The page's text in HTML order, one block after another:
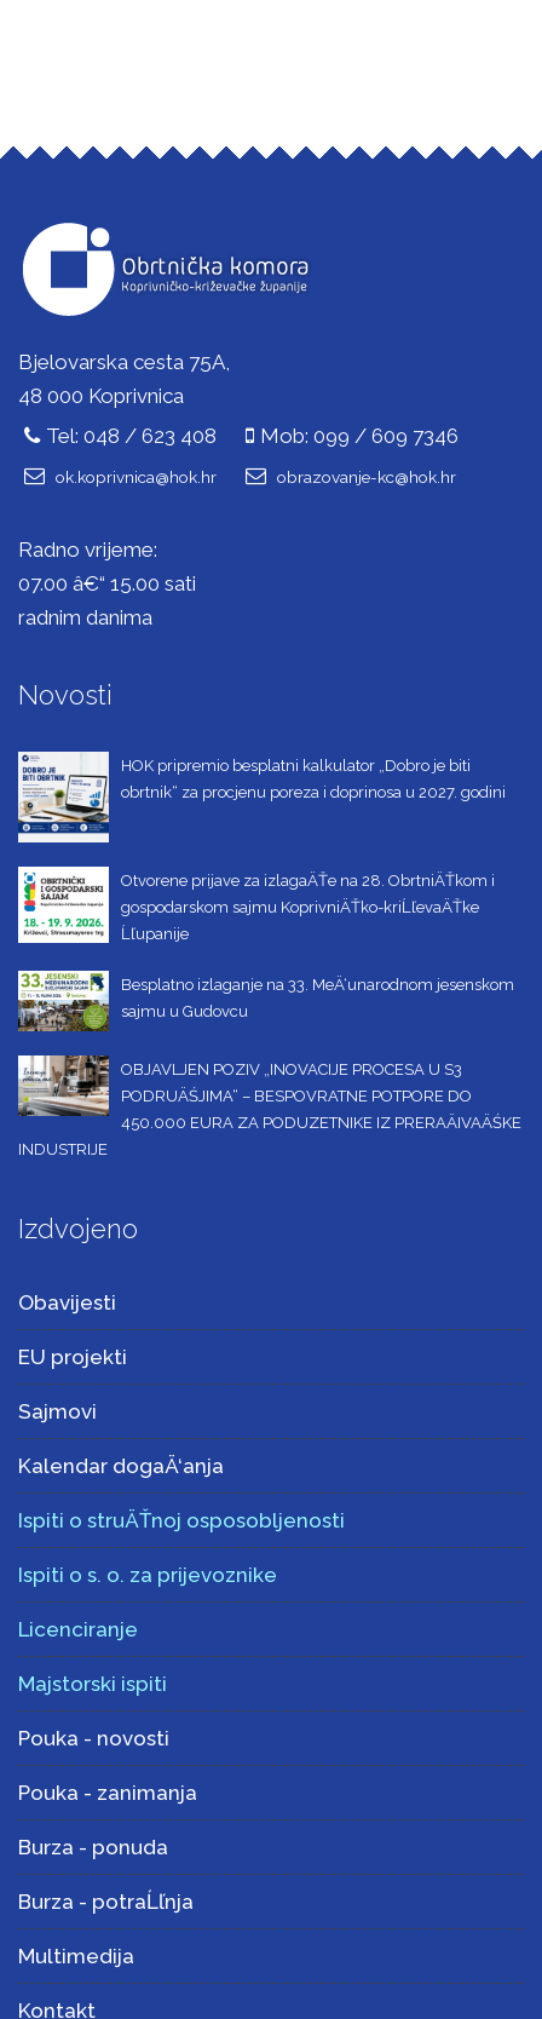
Bjelovarska cesta 75A,
48 000 Koprivnica
Tel: 048 / 623 408
Mob: 099 / 609 7346
ok.koprivnica@hok.hr obrazovanje-kc@hok.hr
Radno vrijeme:
07.00 â€“ 15.00 sati
radnim danima
Novosti
HOK pripremio besplatni kalkulator „Dobro je biti
obrtnik“ za procjenu poreza i doprinosa u 2027. godini
Otvorene prijave za izlagaÄŤe na 28. ObrtniÄŤkom i
gospodarskom sajmu KoprivniÄŤko-kriĹľevaÄŤke
Ĺľupanije
Besplatno izlaganje na 33. MeÄ‘unarodnom jesenskom
sajmu u Gudovcu
OBJAVLJEN POZIV „INOVACIJE PROCESA U S3
PODRUÄŚJIMA“ – BESPOVRATNE POTPORE DO
450.000 EURA ZA PODUZETNIKE IZ PRERAÄIVAÄŚKE
INDUSTRIJE
Izdvojeno
Obavijesti
EU projekti
Sajmovi
Kalendar dogaÄ‘anja
Ispiti o struÄŤnoj osposobljenosti
Ispiti o s. o. za prijevoznike
Licenciranje
Majstorski ispiti
Pouka - novosti
Pouka - zanimanja
Burza - ponuda
Burza - potraĹľnja
Multimedija
Kontakt